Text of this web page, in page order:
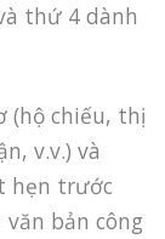
thứ 4 dành
(hộ chiếu, thị
v.v.) và
hẹn trước
bản công